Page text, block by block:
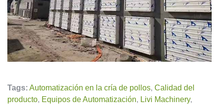
Tags: Automatización en la cría de pollos, Calidad del
producto, Equipos de Automatización, Livi Machinery,